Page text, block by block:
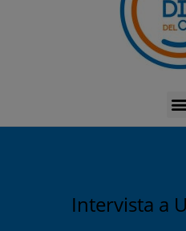
Intervista a